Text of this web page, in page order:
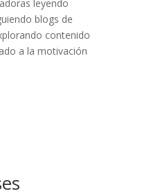
leyendo
blogs de
contenido
a la motivación